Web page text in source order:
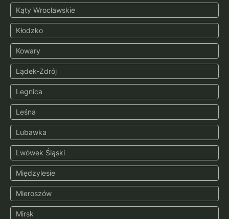
Kąty Wrocławskie
Kłodzko
Kowary
Lądek-Zdrój
Legnica
Leśna
Lubawka
Lwówek Śląski
Międzylesie
Mieroszów
Mirsk